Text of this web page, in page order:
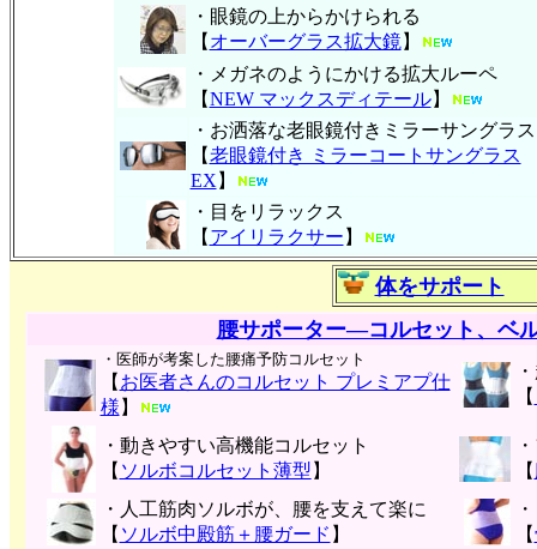
・眼鏡の上からかけられる
【 オーバーグラス拡大鏡】
・メガネのようにかける拡大ルーペ
【NEW マックスディテール】
・お洒落な老眼鏡付きミラーサングラス
【老眼鏡付き ミラーコートサングラス
EX 】
・目をリラックス
【 アイリラクサー 】
体をサポート
腰サポーター―コルセット、ベ
・医師が考案した腰痛予防コルセット
【 お医者さんのコルセット プレミアプ仕
様 】
【
・動きやすい高機能コルセット
【 ソルボコルセット薄型 】
【
・人工筋肉ソルボが、腰を支えて楽に
【 ソルボ中殿筋＋腰ガード 】
【